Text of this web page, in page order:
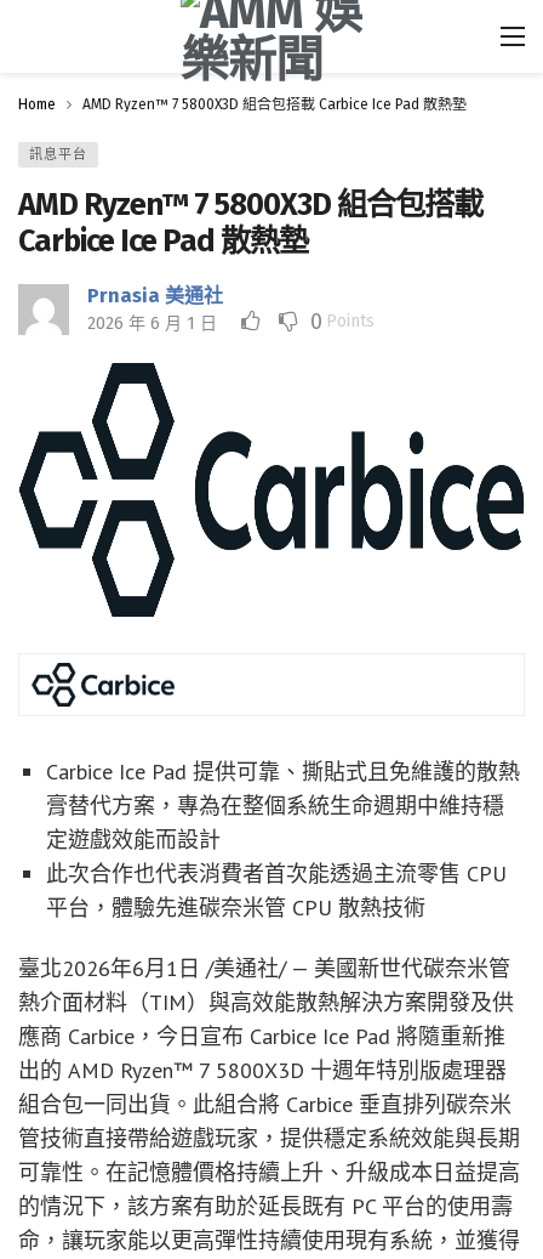
Home AMD Ryzen™ 7 5800X3D 組合包搭載 Carbice Ice Pad 散熱墊
訊息平台
AMD Ryzen™ 7 5800X3D 組合包搭載
Carbice Ice Pad 散熱墊
Prnasia 美通社
2026 年 6 月 1 日 0 Points
Carbice Ice Pad 提供可靠、撕貼式且免維護的散熱
膏替代方案，專為在整個系統生命週期中維持穩
定遊戲效能而設計
此次合作也代表消費者首次能透過主流零售 CPU
平台，體驗先進碳奈米管 CPU 散熱技術
臺北2026年6月1日 /美通社/ — 美國新世代碳奈米管
熱介面材料（TIM）與高效能散熱解決方案開發及供
應商 Carbice，今日宣布 Carbice Ice Pad 將隨重新推
出的 AMD Ryzen™ 7 5800X3D 十週年特別版處理器
組合包一同出貨。此組合將 Carbice 垂直排列碳奈米
管技術直接帶給遊戲玩家，提供穩定系統效能與長期
可靠性。在記憶體價格持續上升、升級成本日益提高
的情況下，該方案有助於延長既有 PC 平台的使用壽
命，讓玩家能以更高彈性持續使用現有系統，並獲得